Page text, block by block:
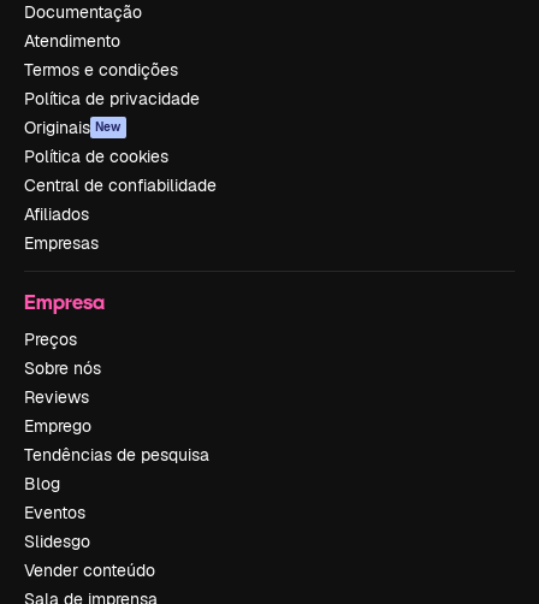
Documentação
Atendimento
Termos e condições
Política de privacidade
Originais New
Política de cookies
Central de confiabilidade
Afiliados
Empresas
Empresa
Preços
Sobre nós
Reviews
Emprego
Tendências de pesquisa
Blog
Eventos
Slidesgo
Vender conteúdo
Sala de imprensa